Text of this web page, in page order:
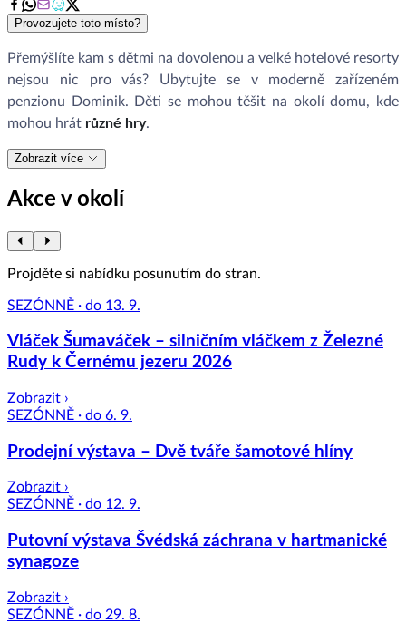
Provozujete toto místo?
Přemýšlíte kam s dětmi na dovolenou a velké hotelové resorty
nejsou nic pro vás? Ubytujte se v moderně zařízeném
penzionu Dominik. Děti se mohou těšit na okolí domu, kde
mohou hrát různé hry.
Zobrazit více
Akce v okolí
Projděte si nabídku posunutím do stran.
SEZÓNNĚ · do 13. 9.
Vláček Šumaváček – silničním vláčkem z Železné
Rudy k Černému jezeru 2026
Zobrazit ›
SEZÓNNĚ · do 6. 9.
Prodejní výstava – Dvě tváře šamotové hlíny
Zobrazit ›
SEZÓNNĚ · do 12. 9.
Putovní výstava Švédská záchrana v hartmanické
synagoze
Zobrazit ›
SEZÓNNĚ · do 29. 8.